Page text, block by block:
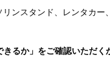
ンスタンド、レンタカー
るか」をご確認いただ